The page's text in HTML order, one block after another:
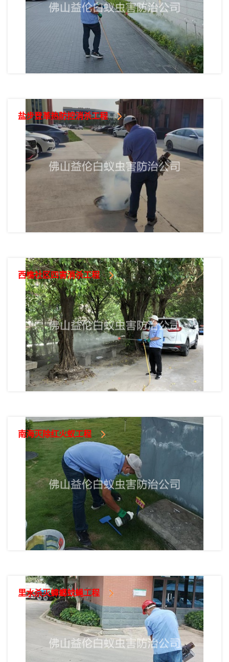
盐步登革热防控消杀工程
西樵社区四害消杀工程
南海灭除红火蚁工程
里水杀灭蟑螂蚊蝇工程